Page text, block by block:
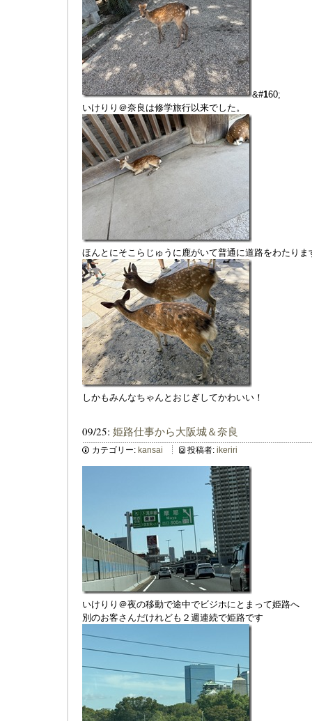
&#160;
いけりり＠奈良は修学旅行以来でした。
ほんとにそこらじゅうに鹿がいて普通に道路をわたりま
しかもみんなちゃんとおじぎしてかわいい！
09/25: 姫路仕事から大阪城＆奈良
カテゴリー: kansai 投稿者: ikeriri
いけりり＠夜の移動で途中でビジホにとまって姫路へ
別のお客さんだけれども２週連続で姫路です